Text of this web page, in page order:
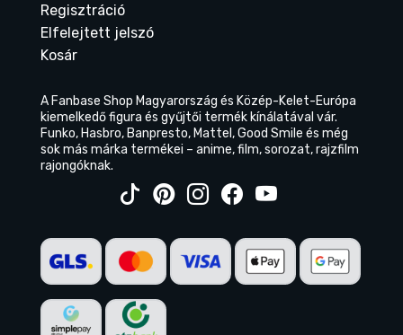
Regisztráció
Elfelejtett jelszó
Kosár
A Fanbase Shop Magyarország és Közép-Kelet-Európa
kiemelkedő figura és gyűjtői termék kínálatával vár.
Funko, Hasbro, Banpresto, Mattel, Good Smile és még
sok más márka termékei – anime, film, sorozat, rajzfilm
rajongóknak.